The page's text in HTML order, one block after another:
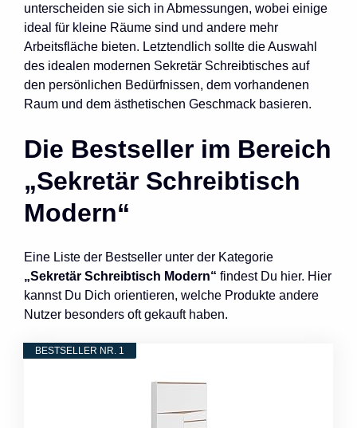
unterscheiden sie sich in Abmessungen, wobei einige
ideal für kleine Räume sind und andere mehr
Arbeitsfläche bieten. Letztendlich sollte die Auswahl
des idealen modernen Sekretär Schreibtisches auf
den persönlichen Bedürfnissen, dem vorhandenen
Raum und dem ästhetischen Geschmack basieren.
Die Bestseller im Bereich
„Sekretär Schreibtisch
Modern“
Eine Liste der Bestseller unter der Kategorie
„Sekretär Schreibtisch Modern“ findest Du hier. Hier
kannst Du Dich orientieren, welche Produkte andere
Nutzer besonders oft gekauft haben.
BESTSELLER NR. 1